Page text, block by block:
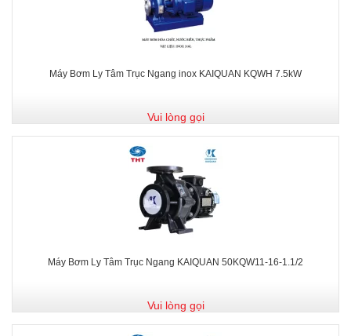
Máy Bơm Ly Tâm Trục Ngang inox KAIQUAN KQWH 7.5kW
Vui lòng gọi
Máy Bơm Ly Tâm Trục Ngang KAIQUAN 50KQW11-16-1.1/2
Vui lòng gọi